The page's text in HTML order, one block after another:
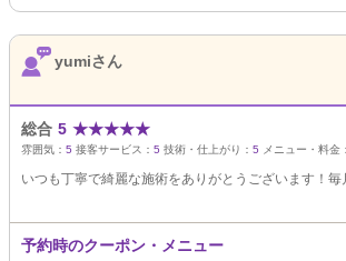
yumiさん
総合 5 ★★★★★
雰囲気： 5 接客サービス： 5 技術・仕上がり： 5 メニュー・料金：
いつも丁寧で綺麗な施術をありがとうございます！
予約時のクーポン・メニュー